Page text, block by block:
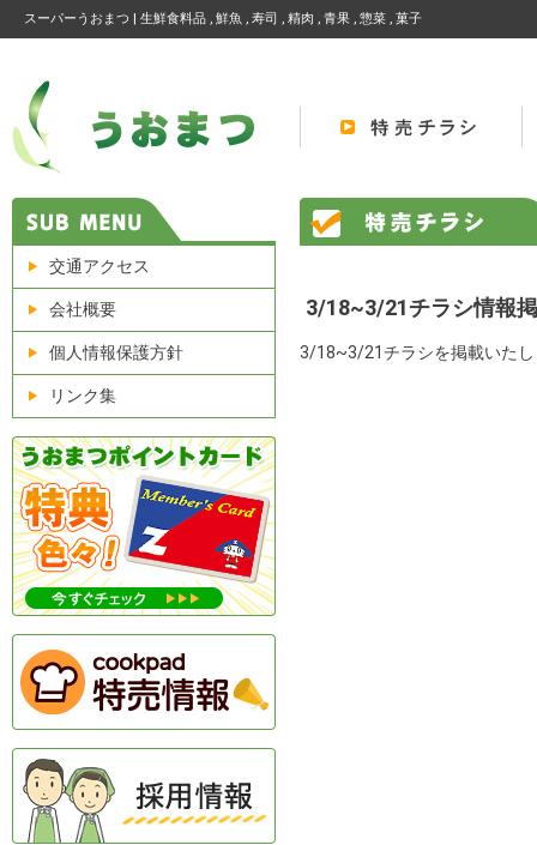
スーパーうおまつ | 生鮮食料品 , 鮮魚 , 寿司 , 精肉 , 青果 , 惣菜 , 菓子
交通アクセス
会社概要
個人情報保護方針
リンク集
3/18~3/21チラシ情報
3/18~3/21チラシを掲載いた